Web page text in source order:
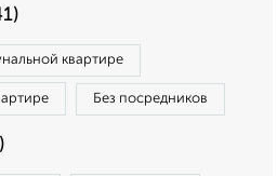
квартире
Без посредников